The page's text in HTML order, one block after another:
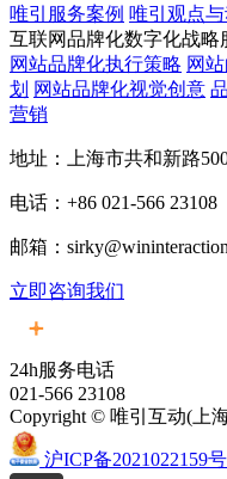
唯引服务案例 唯引观点
互联网品牌化数字化战略
网站品牌化执行策略 网
划 网站品牌化视觉创意
营销
地址：上海市共和新路
电话：+86 021-566 23108
邮箱：
立即咨询我们
24h服务电话
021-566 23108
Copyright © 唯引互动(上
沪ICP备2021022159